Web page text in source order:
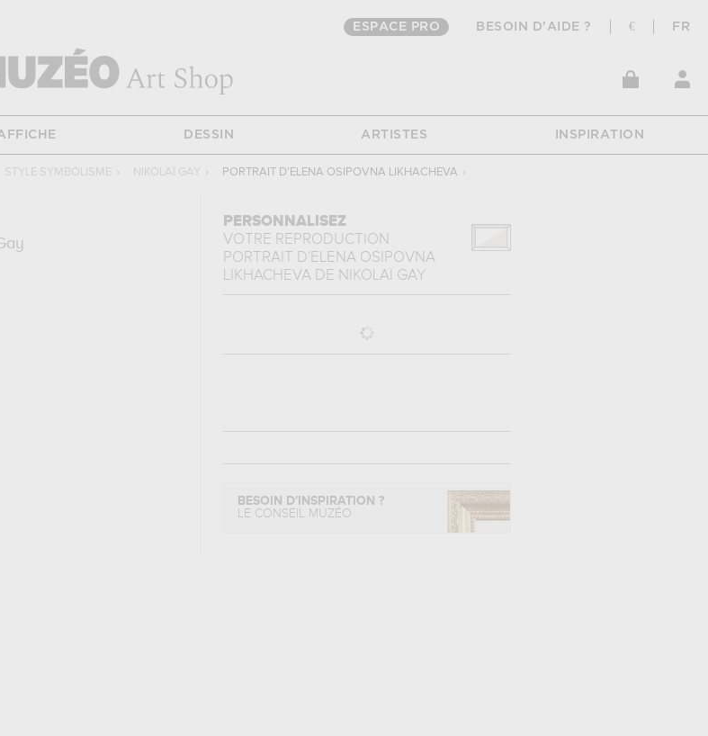
ESPACE PRO BESOIN D'AIDE ? € FR
DESSIN ARTISTES INSPIRATION
STYLE SYMBOLISME › NIKOLAÏ GAY › PORTRAIT D'ELENA OSIPOVNA LIKHACHEVA ›
PERSONNALISEZ
VOTRE REPRODUCTION
PORTRAIT D'ELENA OSIPOVNA
LIKHACHEVA DE NIKOLAÏ GAY
BESOIN D'INSPIRATION ?
LE CONSEIL MUZÉO